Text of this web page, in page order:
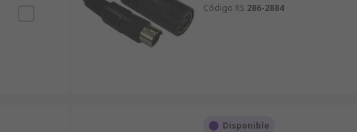
Código RS 286-2884
Disponible